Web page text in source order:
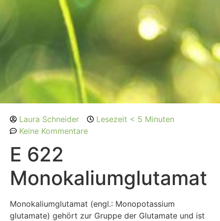
Laura Schneider
Lesezeit < 5 Minuten
Keine Kommentare
E 622
Monokaliumglutamat
Monokaliumglutamat (engl.: Monopotassium
glutamate) gehört zur Gruppe der Glutamate und ist